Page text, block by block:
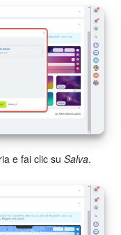
e fai clic su Salva.